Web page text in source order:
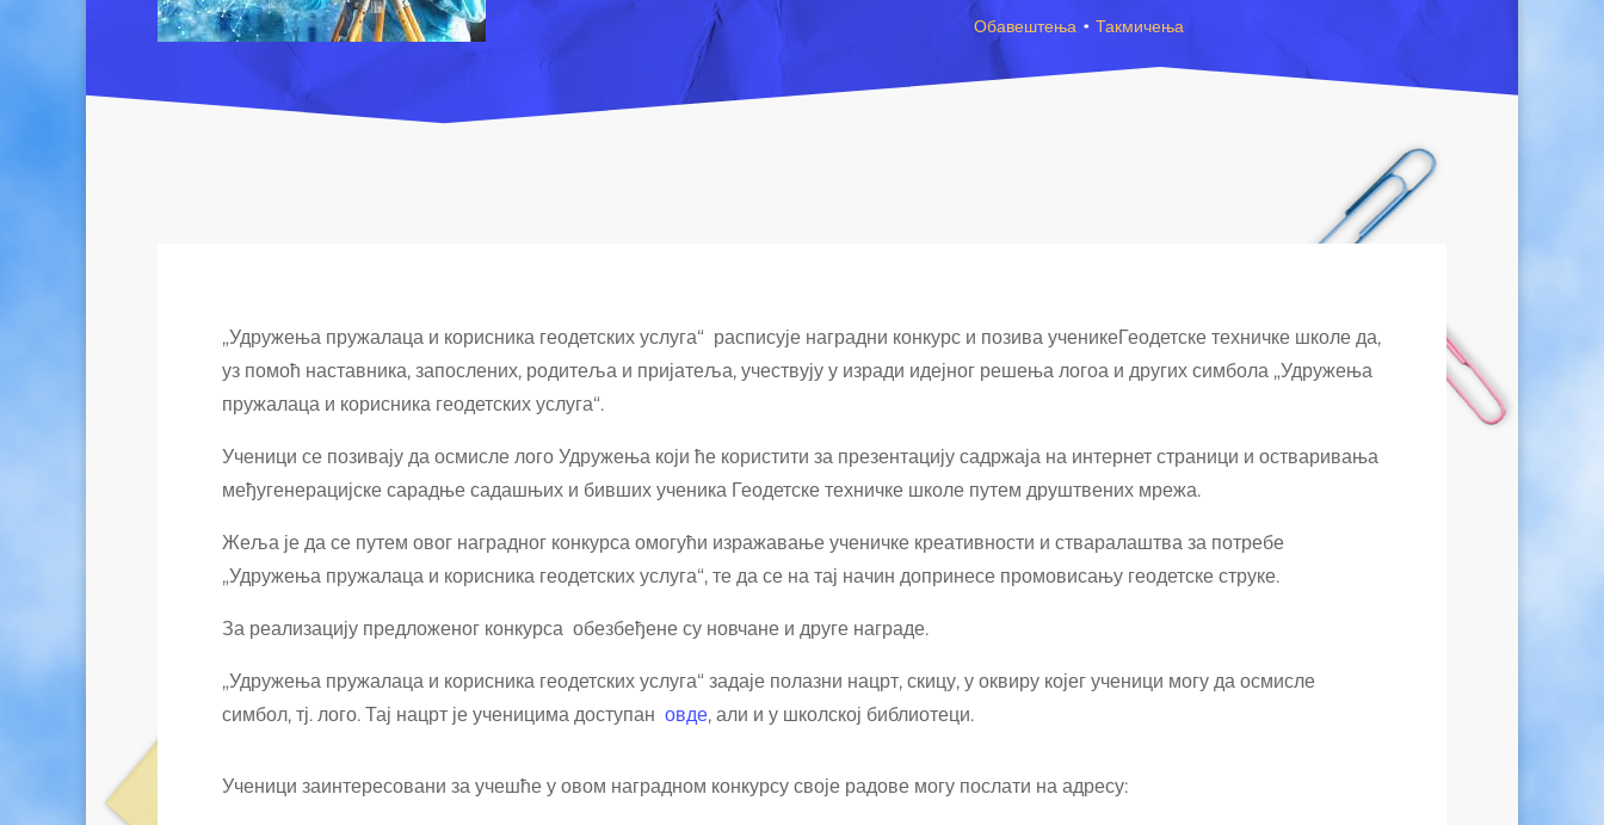
Обавештења · Такмичења
„Удружења пружалаца и корисника геодетских услуга“ расписује наградни конкурс и позива ученикеГеодетске техничке школе да,
уз помоћ наставника, запослених, родитеља и пријатеља, учествују у изради идејног решења логоа и других симбола „Удружења
пружалаца и корисника геодетских услуга“.
Ученици се позивају да осмисле лого Удружења који ће користити за презентацију садржаја на интернет страници и остваривања
међугенерацијске сарадње садашњих и бивших ученика Геодетске техничке школе путем друштвених мрежа.
Жеља је да се путем овог наградног конкурса омогући изражавање ученичке креативности и стваралаштва за потребе
„Удружења пружалаца и корисника геодетских услуга“, те да се на тај начин допринесе промовисању геодетске струке.
За реализацију предложеног конкурса обезбеђене су новчане и друге награде.
„Удружења пружалаца и корисника геодетских услуга“ задаје полазни нацрт, скицу, у оквиру којег ученици могу да осмисле
симбол, тј. лого. Тај нацрт је ученицима доступан овде, али и у школској библиотеци.
Ученици заинтересовани за учешће у овом наградном конкурсу своје радове могу послати на адресу: